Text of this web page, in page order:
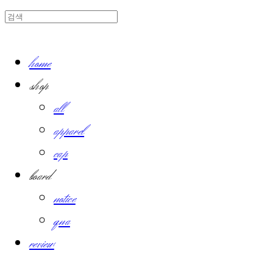
home
shop
all
apparel
cap
board
notice
qna
review